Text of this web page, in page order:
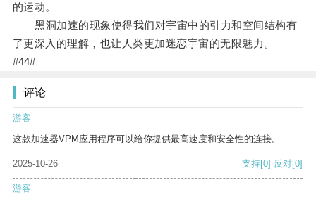
的运动。
黑洞加速的现象使得我们对宇宙中的引力和空间结构有
了更深入的理解，也让人类更加迷恋宇宙的无限魅力。
#44#
评论
游客
这款加速器VPM应用程序可以给你提供最高速度和安全性的连接。
2025-10-26 支持[0] 反对[0]
游客